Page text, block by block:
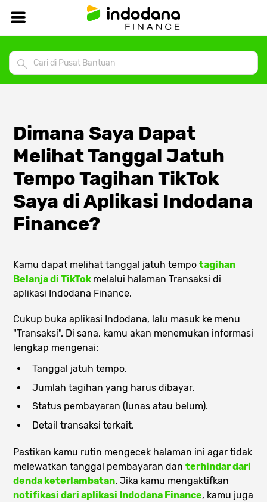
Dimana Saya Dapat
Melihat Tanggal Jatuh
Tempo Tagihan TikTok
Saya di Aplikasi Indodana
Finance?
Kamu dapat melihat tanggal jatuh tempotagihan
Belanja di TikTokmelalui halaman Transaksidi
aplikasi Indodana Finance.
Cukup buka aplikasi Indodana, lalu masuk ke menu
"Transaksi". Di sana, kamu akan menemukan informasi
lengkap mengenai:
Tanggal jatuh tempo.
Jumlah tagihan yang harus dibayar.
Status pembayaran (lunas atau belum).
Detail transaksi terkait.
Pastikan kamu rutin mengecek halaman ini agar tidak
melewatkan tanggal pembayaran danterhindar dari
denda keterlambatan. Jika kamu mengaktifkan
notifikasi dari aplikasi Indodana Finance, kamu juga